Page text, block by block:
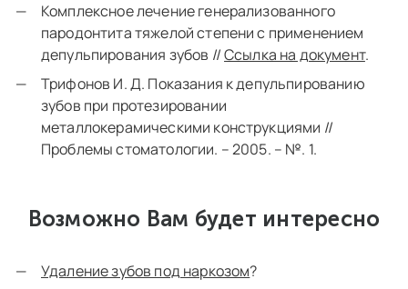
Комплексное лечение генерализованного
пародонтита тяжелой степени с применением
депульпирования зубов //Ссылка на документ.
Трифонов И. Д. Показания к депульпированию
зубов при протезировании
металлокерамическими конструкциями //
Проблемы стоматологии. – 2005. – №. 1.
Возможно Вам будет интересно
Удаление зубов под наркозом?